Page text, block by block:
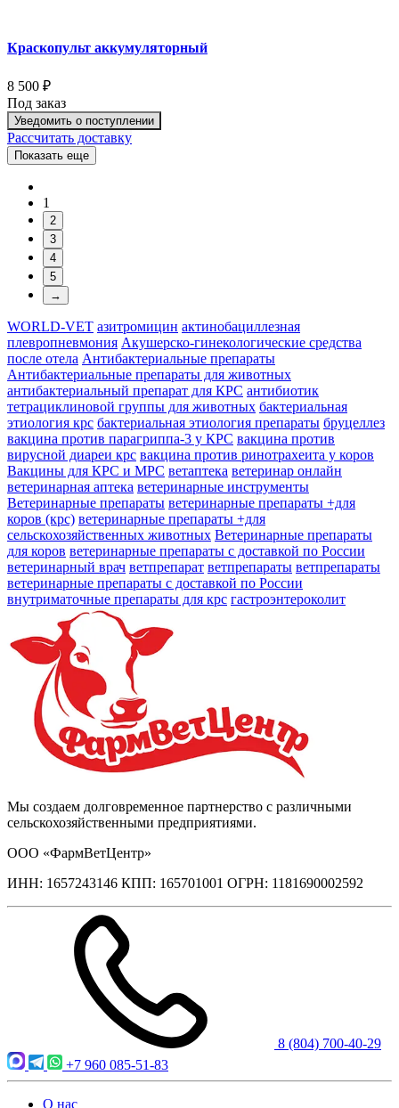
Краскопульт аккумуляторный
8 500 ₽
Под заказ
Уведомить о поступлении
Рассчитать доставку
Показать еще
1
2
3
4
5
→
WORLD-VET азитромицин актинобациллезная
плевропневмония Акушерско-гинекологические средства
после отела Антибактериальные препараты
Антибактериальные препараты для животных
антибактериальный препарат для КРС антибиотик
тетрациклиновой группы для животных бактериальная
этиология крс бактериальная этиология препараты бруцеллез
вакцина против парагриппа-3 у КРС вакцина против
вирусной диареи крс вакцина против ринотрахеита у коров
Вакцины для КРС и МРС ветаптека ветеринар онлайн
ветеринарная аптека ветеринарные инструменты
Ветеринарные препараты ветеринарные препараты +для
коров (крс) ветеринарные препараты +для
сельскохозяйственных животных Ветеринарные препараты
для коров ветеринарные препараты с доставкой по России
ветеринарный врач ветпрепарат ветпрепараты ветпрепараты
ветеринарные препараты с доставкой по России
внутриматочные препараты для крс гастроэнтероколит
Мы создаем долговременное партнерство с различными
сельскохозяйственными предприятиями.
ООО «ФармВетЦентр»
ИНН: 1657243146 КПП: 165701001 ОГРН: 1181690002592
8 (804) 700-40-29
+7 960 085-51-83
О нас